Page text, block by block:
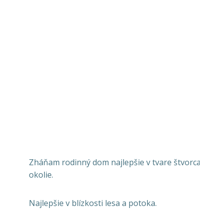
Zháňam rodinný dom najlepšie v tvare
okolie.
Najlepšie v blízkosti lesa a potoka.